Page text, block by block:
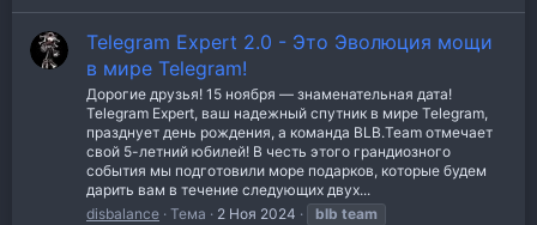
Telegram Expert 2.0 - Это Эволюция мощи
в мире Telegram!
Дорогие друзья! 15 ноября — знаменательная дата!
Telegram Expert, ваш надежный спутник в мире Telegram,
празднует день рождения, а команда BLB.Team отмечает
свой 5-летний юбилей! В честь этого грандиозного
события мы подготовили море подарков, которые будем
дарить вам в течение следующих двух...
disbalance Тема 2 Ноя 2024 blb team